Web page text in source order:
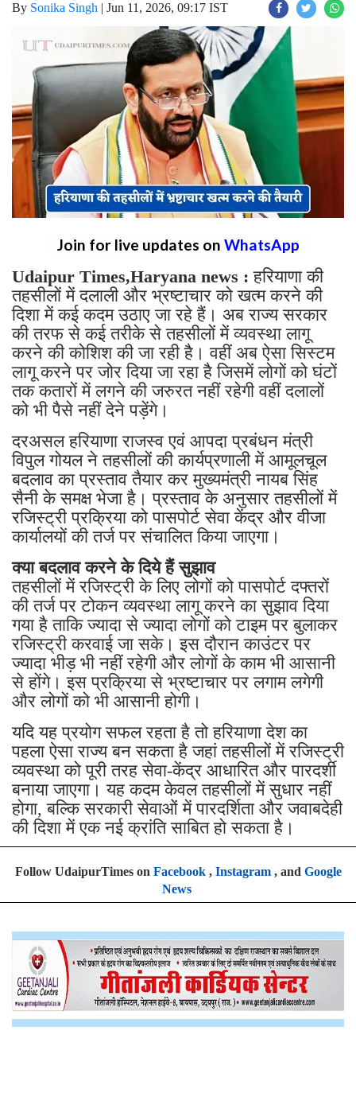
By Sonika Singh | Jun 11, 2026, 09:17 IST
Join for live updates on WhatsApp
Udaipur Times,Haryana news : हरियाणा की
तहसीलों में दलाली और भ्रष्टाचार को खत्म करने की
दिशा में कई कदम उठाए जा रहे हैं। अब राज्य सरकार
की तरफ से कई तरीके से तहसीलों में व्यवस्था लागू
करने की कोशिश की जा रही है। वहीं अब ऐसा सिस्टम
लागू करने पर जोर दिया जा रहा है जिसमें लोगों को घंटों
तक कतारों में लगने की जरुरत नहीं रहेगी वहीं दलालों
को भी पैसे नहीं देने पड़ेंगे।
दरअसल हरियाणा राजस्व एवं आपदा प्रबंधन मंत्री
विपुल गोयल ने तहसीलों की कार्यप्रणाली में आमूलचूल
बदलाव का प्रस्ताव तैयार कर मुख्यमंत्री नायब सिंह
सैनी के समक्ष भेजा है। प्रस्ताव के अनुसार तहसीलों में
रजिस्ट्री प्रक्रिया को पासपोर्ट सेवा केंद्र और वीजा
कार्यालयों की तर्ज पर संचालित किया जाएगा।
क्या बदलाव करने के दिये हैं सुझाव
तहसीलों में रजिस्ट्री के लिए लोगों को पासपोर्ट दफ्तरों
की तर्ज पर टोकन व्यवस्था लागू करने का सुझाव दिया
गया है ताकि ज्यादा से ज्यादा लोगों को टाइम पर बुलाकर
रजिस्ट्री करवाई जा सके। इस दौरान काउंटर पर
ज्यादा भीड़ भी नहीं रहेगी और लोगों के काम भी आसानी
से होंगे। इस प्रक्रिया से भ्रष्टाचार पर लगाम लगेगी
और लोगों को भी आसानी होगी।
यदि यह प्रयोग सफल रहता है तो हरियाणा देश का
पहला ऐसा राज्य बन सकता है जहां तहसीलों में रजिस्ट्री
व्यवस्था को पूरी तरह सेवा-केंद्र आधारित और पारदर्शी
बनाया जाएगा। यह कदम केवल तहसीलों में सुधार नहीं
होगा, बल्कि सरकारी सेवाओं में पारदर्शिता और जवाबदेही
की दिशा में एक नई क्रांति साबित हो सकता है।
Follow UdaipurTimes on Facebook, Instagram, and Google
News